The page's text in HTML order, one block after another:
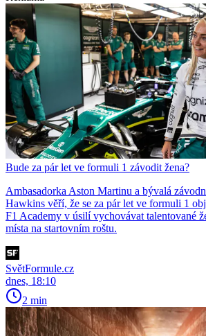
Bude za pár let ve formuli 1 závodit žena?
Ambasadorka Aston Martinu a bývalá
Hawkins věří, že se za pár let ve formuli 1
F1 Academy v úsilí vychovávat talentované
místa na startovním roštu.
SvětFormule.cz
dnes, 18:10
2 min